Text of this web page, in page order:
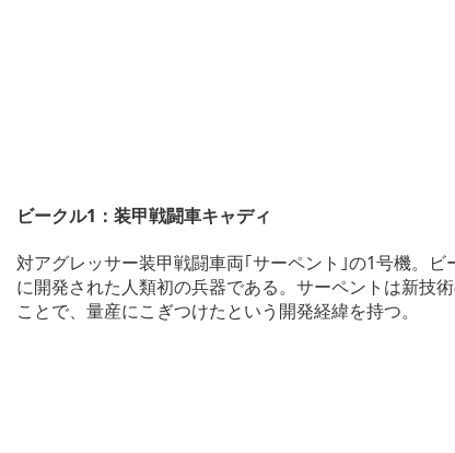
ビークル1：装甲戦闘車キャディ
対アグレッサー装甲戦闘車両｢サーペント｣の1号機。
に開発された人類初の兵器である。サーペントは新技
ことで、量産にこぎつけたという開発経緯を持つ。